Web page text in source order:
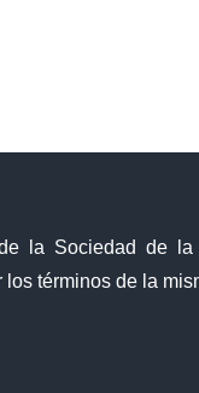
la Sociedad de la
términos de la